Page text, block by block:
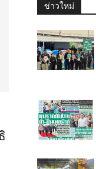
ข่าวใหม่